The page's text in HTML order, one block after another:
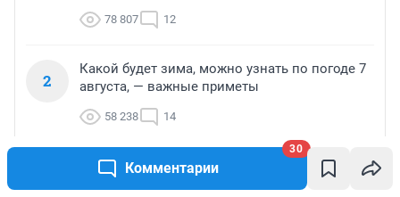
Комментарии
30
78 807 12
2
Какой будет зима, можно узнать по погоде 7
августа, — важные приметы
58 238 14
Молодежь берет кредиты на учебу ради трех
профессий — какие специальности вошли в